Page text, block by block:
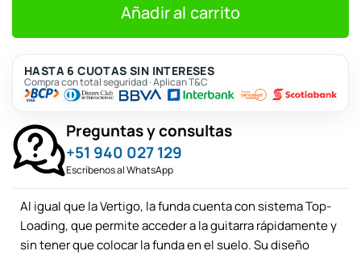
S/715.S/650.
Añadir al carrito
HASTA 6 CUOTAS SIN INTERESES
Compra con total seguridad · Aplican T&C
Preguntas y consultas
+51 940 027 129
Escríbenos al WhatsApp
Al igual que la Vertigo, la funda cuenta con sistema Top-
Loading, que permite acceder a la guitarra rápidamente y
sin tener que colocar la funda en el suelo. Su diseño